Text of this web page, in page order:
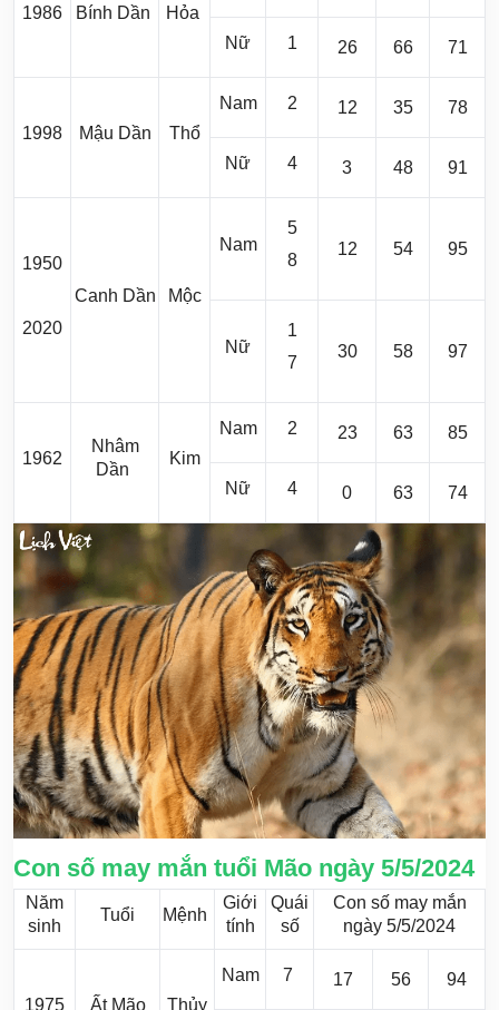
1986 Bính Dần Hỏa
Nữ 1 26 66 71
1998 Mậu Dần Thổ
Nam 2 12 35 78
Nữ 4 3 48 91
1950
2020
Canh Dần Mộc
Nam
5
8
12 54 95
Nữ
1
7
30 58 97
1962
Nhâm
Dần
Kim
Nam 2 23 63 85
Nữ 4 0 63 74
Con số may mắn tuổi Mão ngày 5/5/2024
Năm
sinh
Tuổi Mệnh
Giới
tính
Quái
số
Con số may mắn
ngày 5/5/2024
1975 Ất Mão Thủy
Nam 7 17 56 94